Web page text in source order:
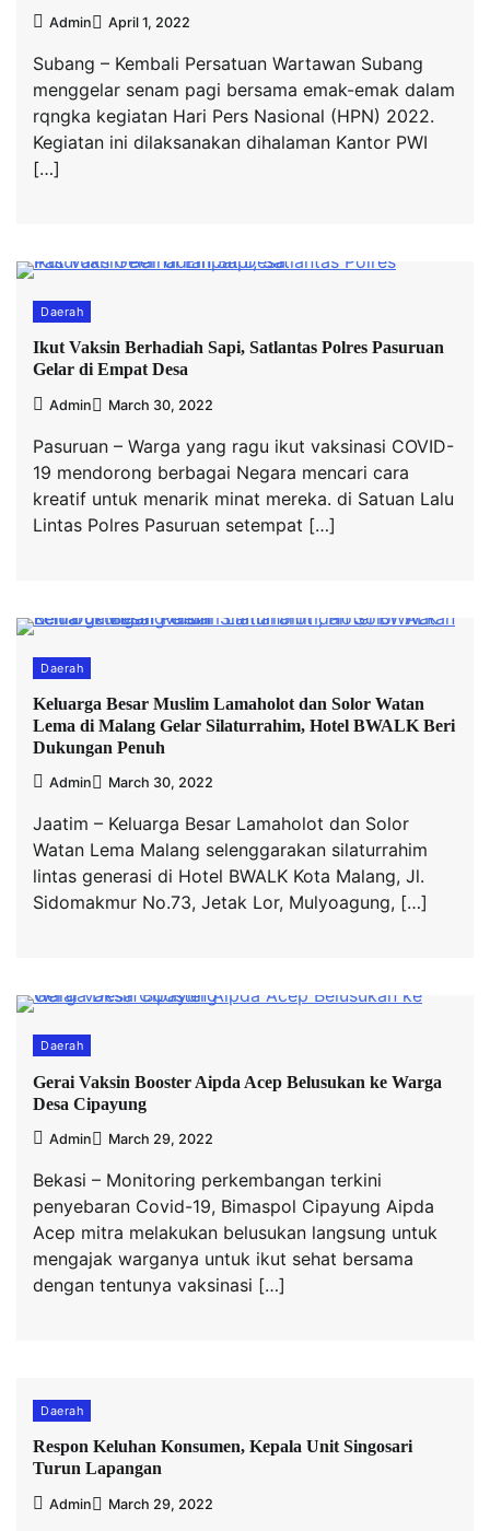
Admin April 1, 2022
Subang – Kembali Persatuan Wartawan Subang
menggelar senam pagi bersama emak-emak dalam
rqngka kegiatan Hari Pers Nasional (HPN) 2022.
Kegiatan ini dilaksanakan dihalaman Kantor PWI
[…]
Daerah
Ikut Vaksin Berhadiah Sapi, Satlantas Polres Pasuruan
Gelar di Empat Desa
Admin March 30, 2022
Pasuruan – Warga yang ragu ikut vaksinasi COVID-
19 mendorong berbagai Negara mencari cara
kreatif untuk menarik minat mereka. di Satuan Lalu
Lintas Polres Pasuruan setempat […]
Daerah
Keluarga Besar Muslim Lamaholot dan Solor Watan
Lema di Malang Gelar Silaturrahim, Hotel BWALK Beri
Dukungan Penuh
Admin March 30, 2022
Jaatim – Keluarga Besar Lamaholot dan Solor
Watan Lema Malang selenggarakan silaturrahim
lintas generasi di Hotel BWALK Kota Malang, Jl.
Sidomakmur No.73, Jetak Lor, Mulyoagung, […]
Daerah
Gerai Vaksin Booster Aipda Acep Belusukan ke Warga
Desa Cipayung
Admin March 29, 2022
Bekasi – Monitoring perkembangan terkini
penyebaran Covid-19, Bimaspol Cipayung Aipda
Acep mitra melakukan belusukan langsung untuk
mengajak warganya untuk ikut sehat bersama
dengan tentunya vaksinasi […]
Daerah
Respon Keluhan Konsumen, Kepala Unit Singosari
Turun Lapangan
Admin March 29, 2022